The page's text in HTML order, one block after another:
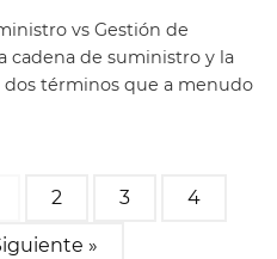
vs Gestión de
cadena de suministro y la
términos que a menudo
2 3 4
»